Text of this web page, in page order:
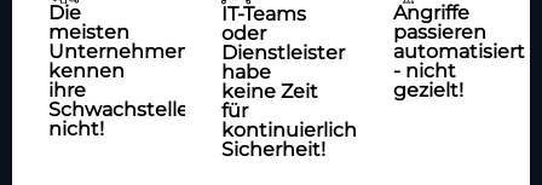
Die
meisten
Unternehmen
kennen
ihre
Schwachstellen
nicht!
IT-Teams
oder
Dienstleister
habe
keine Zeit
für
kontinuierliche
Sicherheit!
Angriffe
passieren
automatisiert
- nicht
gezielt!